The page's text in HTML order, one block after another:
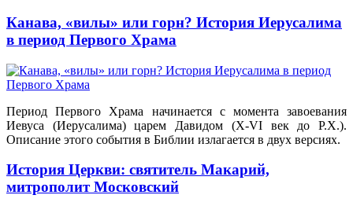
Канава, «вилы» или горн? История Иерусалима
в период Первого Храма
Период Первого Храма начинается с момента завоевания
Иевуса (Иерусалима) царем Давидом (X-VI век до Р.Х.).
Описание этого события в Библии излагается в двух версиях.
История Церкви: святитель Макарий,
митрополит Московский